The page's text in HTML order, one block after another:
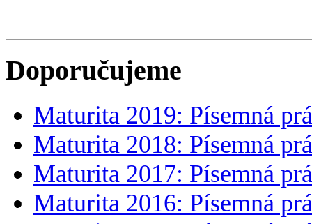
Doporučujeme
Maturita 2019: Písemná
Maturita 2018: Písemná
Maturita 2017: Písemná
Maturita 2016: Písemná